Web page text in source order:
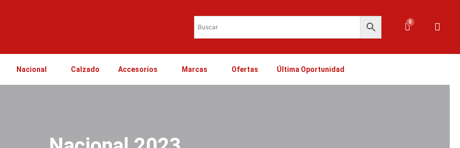
0Carrito
Nacional Calzado Accesorios Marcas Ofertas Última Oportunidad